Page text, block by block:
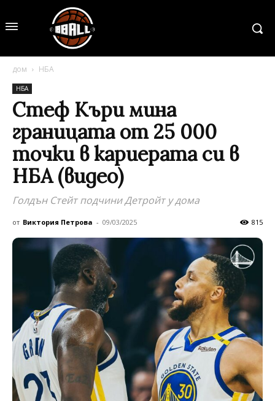
дом НБА
НБА
Стеф Къри мина
границата от 25 000
точки в кариерата си в
НБА (видео)
Голдън Стейт подчини Детройт у дома
от Виктория Петрова - 09/03/2025 815